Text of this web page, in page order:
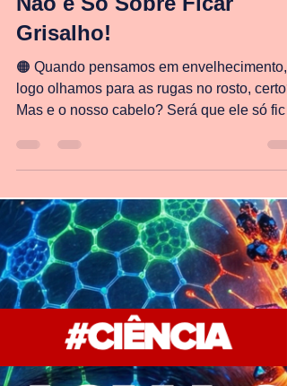
Lucas Portilho
Envelhecimento Capilar:
Não é Só Sobre Ficar
Grisalho!
🟠 Quando pensamos em envelhecimento,
logo olhamos para as rugas no rosto, certo?
Mas e o nosso cabelo? Será que ele só fica
branco ou tem mais coisa acontecendo ali
couro cabeludo?